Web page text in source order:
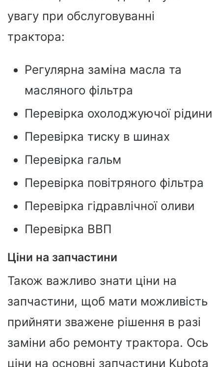
увагу при обслуговуванні
трактора:
Регулярна заміна масла та
масляного фільтра
Перевірка охолоджуючої рідини
Перевірка тиску в шинах
Перевірка гальм
Перевірка повітряного фільтра
Перевірка гідравлічної оливи
Перевірка ВВП
Ціни на запчастини
Також важливо знати ціни на
запчастини, щоб мати можливість
прийняти зважене рішення в разі
заміни або ремонту трактора. Ось
ціни на основні запчастини Kubota